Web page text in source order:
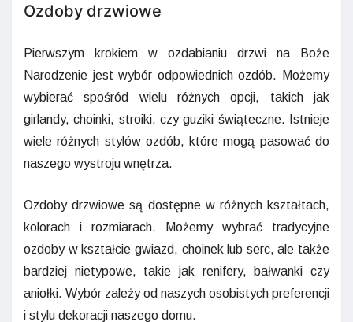
Ozdoby drzwiowe
Pierwszym krokiem w ozdabianiu drzwi na Boże
Narodzenie jest wybór odpowiednich ozdób. Możemy
wybierać spośród wielu różnych opcji, takich jak
girlandy, choinki, stroiki, czy guziki świąteczne. Istnieje
wiele różnych stylów ozdób, które mogą pasować do
naszego wystroju wnętrza.
Ozdoby drzwiowe są dostępne w różnych kształtach,
kolorach i rozmiarach. Możemy wybrać tradycyjne
ozdoby w kształcie gwiazd, choinek lub serc, ale także
bardziej nietypowe, takie jak renifery, bałwanki czy
aniołki. Wybór zależy od naszych osobistych preferencji
i stylu dekoracji naszego domu.